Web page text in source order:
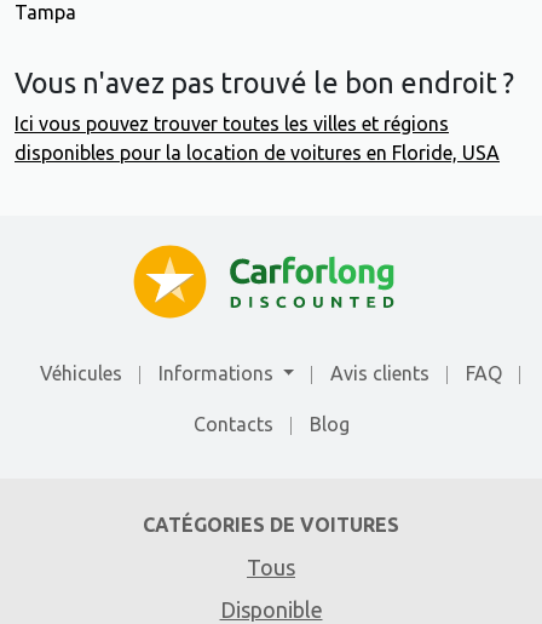
Tampa
Vous n'avez pas trouvé le bon endroit ?
Ici vous pouvez trouver toutes les villes et régions
disponibles pour la location de voitures en Floride, USA
Véhicules Informations Avis clients FAQ
Contacts Blog
CATÉGORIES DE VOITURES
Tous
Disponible